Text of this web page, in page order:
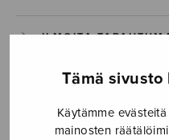
Tämä
Käytämme
mainosten
ILMOITA
Luurankonainen,